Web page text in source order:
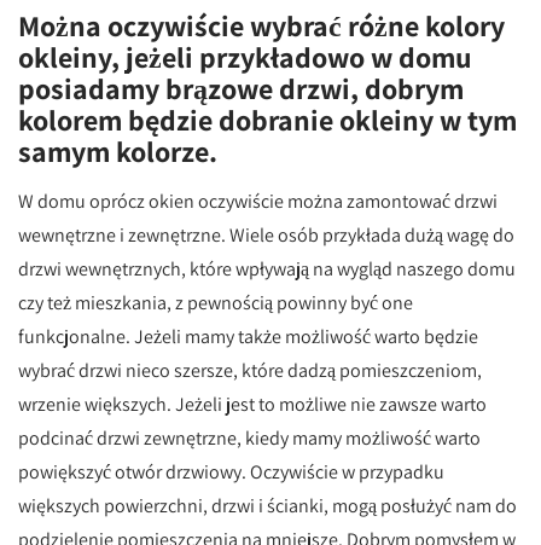
Można oczywiście wybrać różne kolory
okleiny, jeżeli przykładowo w domu
posiadamy brązowe drzwi, dobrym
kolorem będzie dobranie okleiny w tym
samym kolorze.
W domu oprócz okien oczywiście można zamontować drzwi
wewnętrzne i zewnętrzne. Wiele osób przykłada dużą wagę do
drzwi wewnętrznych, które wpływają na wygląd naszego domu
czy też mieszkania, z pewnością powinny być one
funkcjonalne. Jeżeli mamy także możliwość warto będzie
wybrać drzwi nieco szersze, które dadzą pomieszczeniom,
wrzenie większych. Jeżeli jest to możliwe nie zawsze warto
podcinać drzwi zewnętrzne, kiedy mamy możliwość warto
powiększyć otwór drzwiowy. Oczywiście w przypadku
większych powierzchni, drzwi i ścianki, mogą posłużyć nam do
podzielenie pomieszczenia na mniejsze. Dobrym pomysłem w